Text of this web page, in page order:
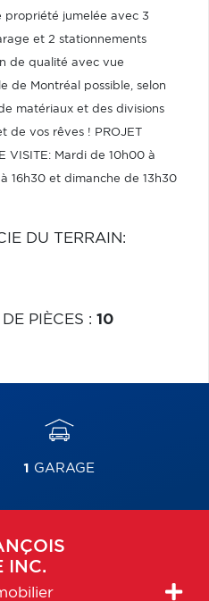
propriété jumelée avec 3
et 2 stationnements
de qualité avec vue
de Montréal possible, selon
matériaux et des divisions
de vos rêves ! PROJET
VISITE: Mardi de 10h00 à
16h30 et dimanche de 13h30
DU TERRAIN:
PIÈCES : 10
1 GARAGE
INC.